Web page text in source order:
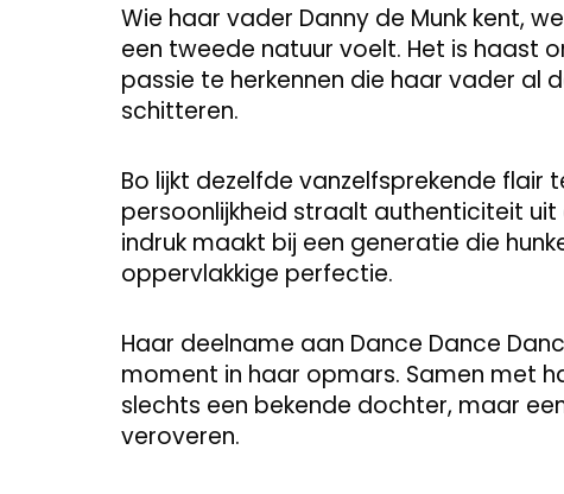
Wie haar vader Danny de Munk kent,
een tweede natuur voelt. Het is haast
passie te herkennen die haar vader al
schitteren.
Bo lijkt dezelfde vanzelfsprekende flair
persoonlijkheid straalt authenticiteit
indruk maakt bij een generatie die
oppervlakkige perfectie.
Haar deelname aan Dance Dance
moment in haar opmars. Samen met
slechts een bekende dochter, maar
veroveren.